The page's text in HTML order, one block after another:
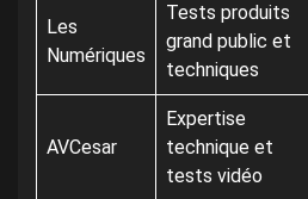
Les
Numériques
Tests produits
grand public et
techniques
AVCesar
Expertise
technique et
tests vidéo